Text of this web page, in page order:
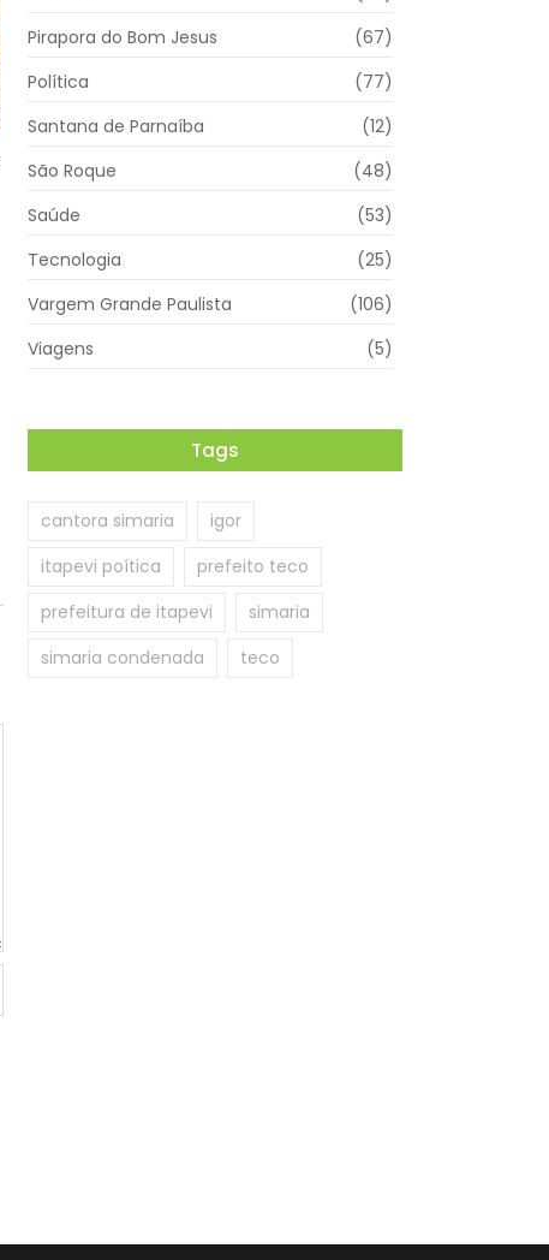
Pirapora do Bom Jesus
(67)
Política
(77)
Santana de Parnaíba
(12)
São Roque
(48)
Saúde
(53)
Tecnologia
(25)
Vargem Grande Paulista
(106)
Viagens
(5)
Tags
cantora simaria
igor
itapevi poítica
prefeito teco
prefeitura de itapevi
simaria
simaria condenada
teco